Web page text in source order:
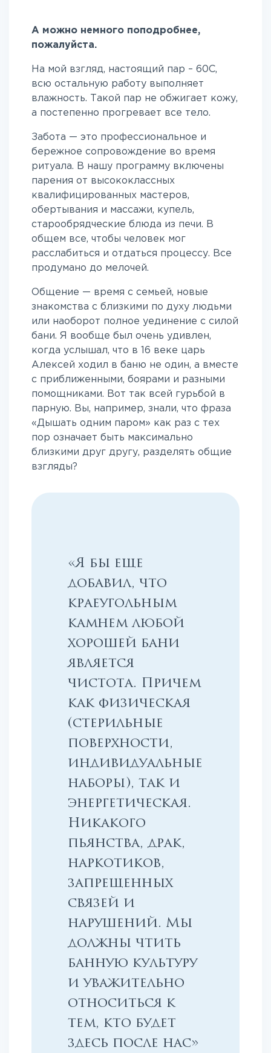
А можно немного поподробнее,
пожалуйста.
На мой взгляд, настоящий пар – 60C,
всю остальную работу выполняет
влажность. Такой пар не обжигает кожу,
а постепенно прогревает все тело.
Забота — это профессиональное и
бережное сопровождение во время
ритуала. В нашу программу включены
парения от высококлассных
квалифицированных мастеров,
обертывания и массажи, купель,
старообрядческие блюда из печи. В
общем все, чтобы человек мог
расслабиться и отдаться процессу. Все
продумано до мелочей.
Общение — время с семьей, новые
знакомства с близкими по духу людьми
или наоборот полное уединение с силой
бани. Я вообще был очень удивлен,
когда услышал, что в 16 веке царь
Алексей ходил в баню не один, а вместе
с приближенными, боярами и разными
помощниками. Вот так всей гурьбой в
парную. Вы, например, знали, что фраза
«Дышать одним паром» как раз с тех
пор означает быть максимально
близкими друг другу, разделять общие
взгляды?
«Я бы еще
добавил, что
краеугольным
камнем любой
хорошей бани
является
чистота. Причем
как физическая
(стерильные
поверхности,
индивидуальные
наборы), так и
энергетическая.
Никакого
пьянства, драк,
наркотиков,
запрещенных
связей и
нарушений. Мы
должны чтить
банную культуру
и уважительно
относиться к
тем, кто будет
здесь после нас»